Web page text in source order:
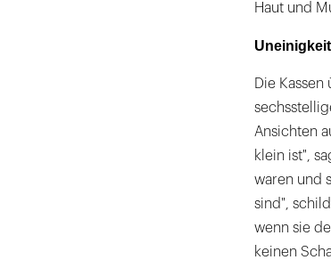
Haut und
Die
Ansichten
klein ist",
waren und
sind",
wenn sie
keinen